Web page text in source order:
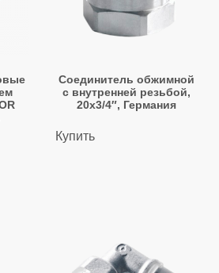
Соединитель обжимной
с внутренней резьбой,
20х3/4″, Германия
Купить